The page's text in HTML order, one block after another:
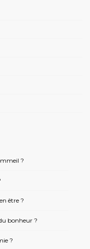
?
être ?
bonheur ?
?